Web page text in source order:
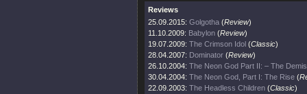
Reviews
25.09.2015: Golgotha (Review)
11.10.2009: Babylon (Review)
19.07.2009: The Crimson Idol (Classic)
28.04.2007: Dominator (Review)
26.10.2004: The Neon God Part II: – The
30.04.2004: The Neon God, Part I: The Rise (
22.09.2003: The Headless Children (Classic)